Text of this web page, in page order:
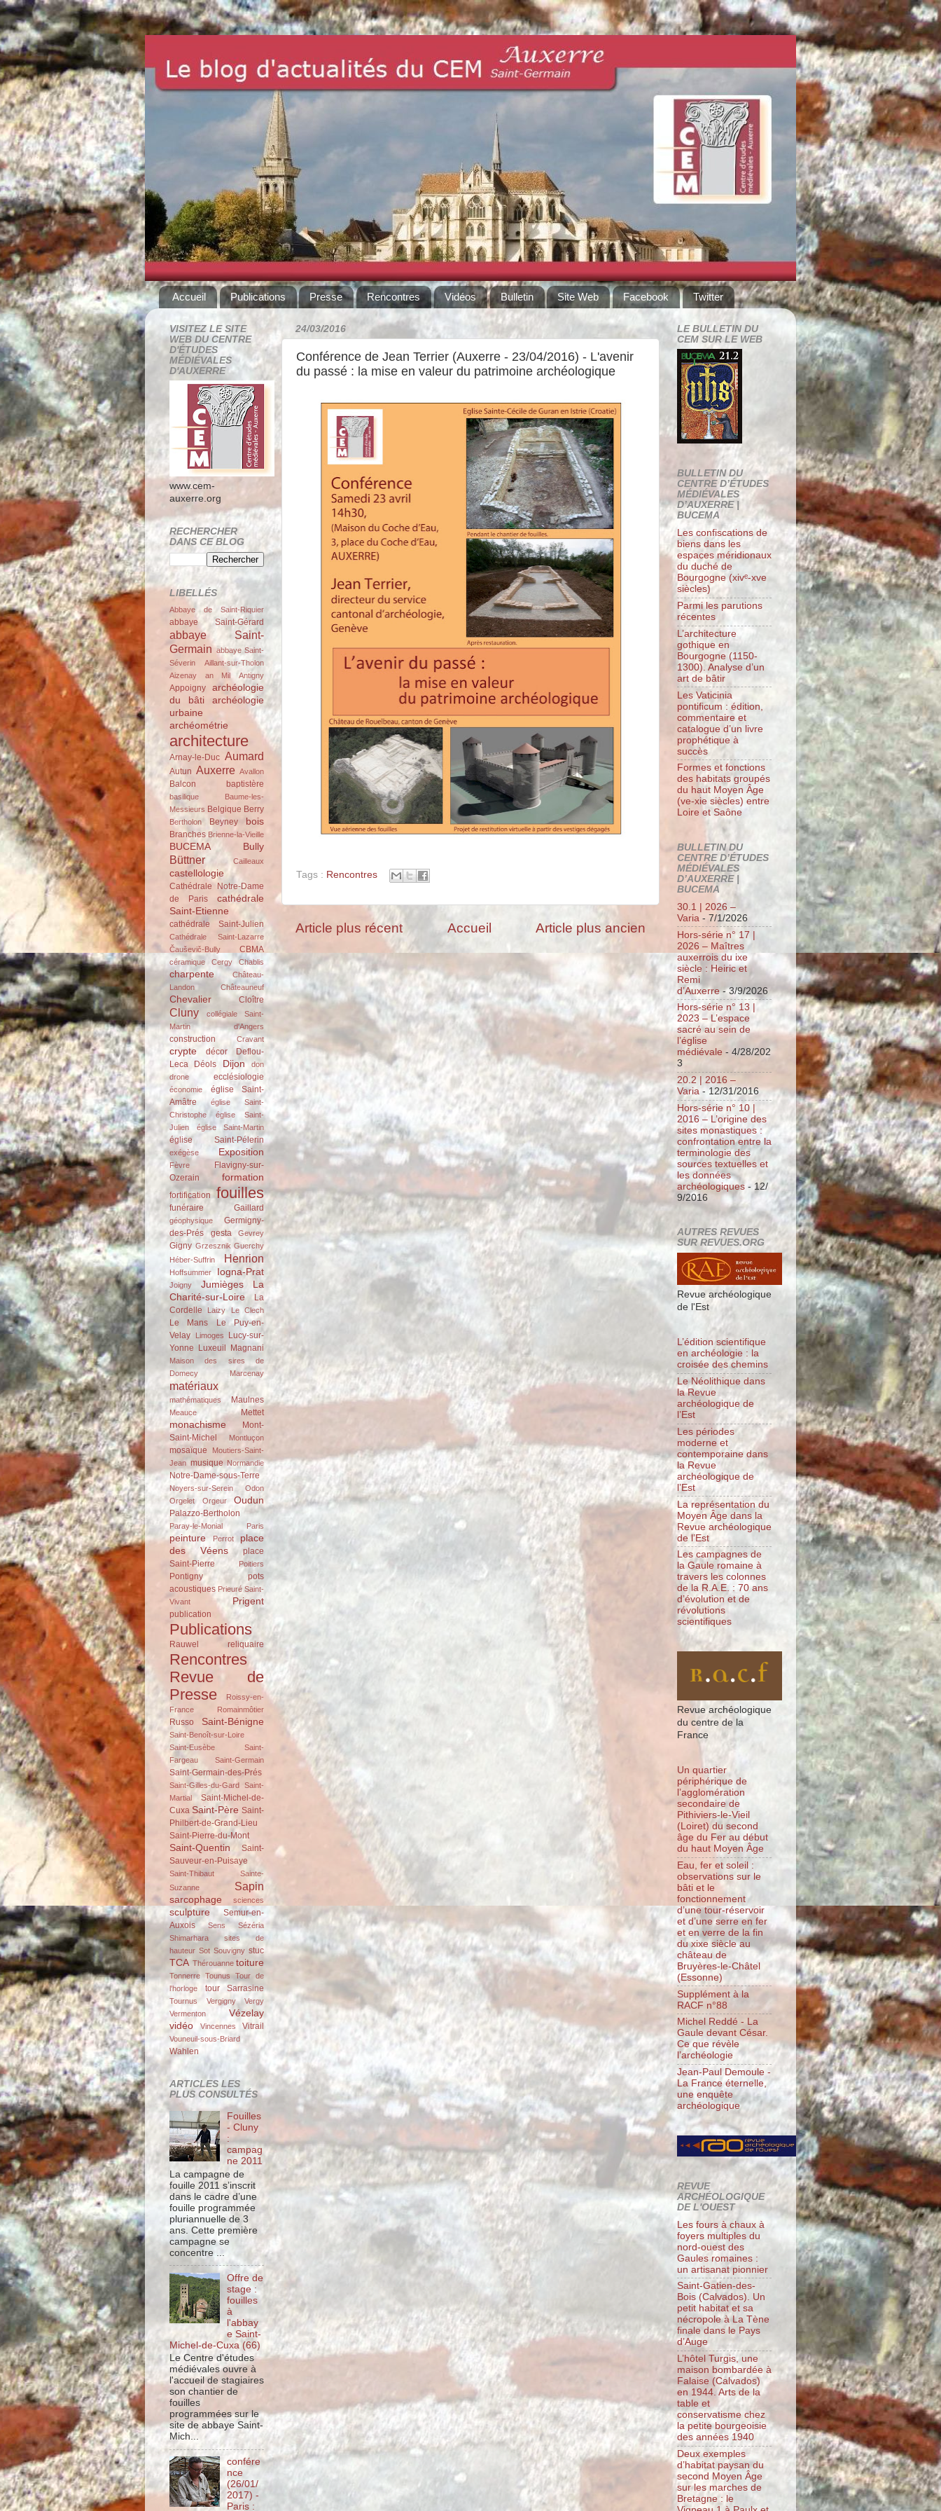
Accueil Publications Presse Rencontres Vidéos Bulletin Site Web Facebook Twitter
24/03/2016
Conférence de Jean Terrier (Auxerre - 23/04/2016) - L'avenir
du passé : la mise en valeur du patrimoine archéologique
Tags : Rencontres
Article plus récent Article plus ancien
Accueil
VISITEZ LE SITE
WEB DU CENTRE
D'ÉTUDES
MÉDIÉVALES
D'AUXERRE
www.cem-
auxerre.org
RECHERCHER
DANS CE BLOG
LIBELLÉS
Abbaye de Saint-Riquier
abbaye Saint-Gérard
abbaye Saint-
Germain abbaye Saint-
Séverin
Aillant-sur-Tholon
Aizenay
an Mil Antigny
Appoigny
archéologie
du bâti
archéologie
urbaine
archéométrie
architecture
Arnay-le-Duc Aumard
Autun Auxerre Avallon
Balcon baptistère
basilique
Baume-les-
Messieurs Belgique Berry
Bertholon Beyney bois
Branches Brienne-la-Vieille
BUCEMA Bully
Büttner Cailleaux
castellologie
Cathédrale Notre-Dame
de Paris
cathédrale
Saint-Etienne
cathédrale Saint-Julien
Cathédrale Saint-Lazarre
Čauševič-Bully
CBMA
céramique Cergy Chablis
charpente
Château-
Landon
Châteauneuf
Chevalier Cloître
Cluny
collégiale Saint-
Martin d'Angers
construction Cravant
crypte décor
Deflou-
Leca
Déols Dijon
don
drone
ecclésiologie
économie
église Saint-
Amâtre
église Saint-
Christophe
église Saint-
Julien
église Saint-Martin
église Saint-Pélerin
exégèse Exposition
Fèvre
Flavigny-sur-
Ozerain
formation
fortification fouilles
funéraire Gaillard
géophysique
Germigny-
des-Prés
gesta Gevrey
Gigny Grzesznik Guerchy
Héber-Suffrin
Henrion
Hoffsummer Iogna-Prat
Joigny Jumièges
La
Charité-sur-Loire
La
Cordelle
Laizy Le Clech
Le Mans
Le Puy-en-
Velay
Limoges
Lucy-sur-
Yonne Luxeuil Magnani
Maison des sires de
Domecy
Marcenay
matériaux
mathématiques Maulnes
Meauce Mettet
monachisme
Mont-
Saint-Michel
Montluçon
mosaïque
Moutiers-Saint-
Jean musique Normandie
Notre-Dame-sous-Terre
Noyers-sur-Serein
Odon
Orgelet
Orgeur Oudun
Palazzo-Bertholon
Paray-le-Monial Paris
peinture Perrot
place
des Véens
place
Saint-Pierre
Poitiers
Pontigny
pots
acoustiques Prieuré Saint-
Vivant
Prigent
publication
Publications
Rauwel reliquaire
Rencontres
Revue de
Presse
Roissy-en-
France
Romainmôtier
Russo Saint-Bénigne
Saint-Benoît-sur-Loire
Saint-Eusèbe
Saint-
Fargeau
Saint-Germain
Saint-Germain-des-Prés
Saint-Gilles-du-Gard Saint-
Martial
Saint-Michel-de-
Cuxa Saint-Père Saint-
Philbert-de-Grand-Lieu
Saint-Pierre-du-Mont
Saint-Quentin
Saint-
Sauveur-en-Puisaye
Saint-Thibaut
Sainte-
Suzanne
Sapin
sarcophage sciences
sculpture
Semur-en-
Auxois
Sens
Sézéria
Shimarhara
sites de
hauteur Sot Souvigny stuc
TCA Thérouanne toiture
Tonnerre Tounus Tour de
l'horloge
tour Sarrasine
Tournus Vergigny
Vergy
Vermenton
Vézelay
vidéo
Vincennes Vitrail
Vouneuil-sous-Briard
Wahlen
ARTICLES LES
PLUS CONSULTÉS
Fouilles
- Cluny
:
campag
ne 2011
La campagne de
fouille 2011 s’inscrit
dans le cadre d’une
fouille programmée
pluriannuelle de 3
ans. Cette première
campagne se
concentre ...
Offre de
stage :
fouilles
à
l'abbay
e Saint-
Michel-de-Cuxa (66)
Le Centre d'études
médiévales ouvre à
l'accueil de stagiaires
son chantier de
fouilles
programmées sur le
site de abbaye Saint-
Mich...
confére
nce
(26/01/
2017) -
Paris :
LE BULLETIN DU
CEM SUR LE WEB
BULLETIN DU
CENTRE D’ÉTUDES
MÉDIÉVALES
D’AUXERRE |
BUCEMA
Les confiscations de
biens dans les
espaces méridionaux
du duché de
Bourgogne (xivᵉ-xve
siècles)
Parmi les parutions
récentes
L’architecture
gothique en
Bourgogne (1150-
1300). Analyse d’un
art de bâtir
Les Vaticinia
pontificum : édition,
commentaire et
catalogue d’un livre
prophétique à
succès
Formes et fonctions
des habitats groupés
du haut Moyen Âge
(ve-xie siècles) entre
Loire et Saône
BULLETIN DU
CENTRE D’ÉTUDES
MÉDIÉVALES
D’AUXERRE |
BUCEMA
30.1 | 2026 –
Varia - 7/1/2026
Hors-série n° 17 |
2026 – Maîtres
auxerrois du ixe
siècle : Heiric et
Remi
d’Auxerre- 3/9/2026
Hors-série n° 13 |
2023 – L’espace
sacré au sein de
l’église
médiévale - 4/28/202
3
20.2 | 2016 –
Varia - 12/31/2016
Hors-série n° 10 |
2016 – L’origine des
sites monastiques :
confrontation entre la
terminologie des
sources textuelles et
les données
archéologiques - 12/
9/2016
AUTRES REVUES
SUR REVUES.ORG
Revue archéologique
de l'Est
L’édition scientifique
en archéologie : la
croisée des chemins
Le Néolithique dans
la Revue
archéologique de
l’Est
Les périodes
moderne et
contemporaine dans
la Revue
archéologique de
l’Est
La représentation du
Moyen Âge dans la
Revue archéologique
de l’Est
Les campagnes de
la Gaule romaine à
travers les colonnes
de la R.A.E. : 70 ans
d’évolution et de
révolutions
scientifiques
Revue archéologique
du centre de la
France
Un quartier
périphérique de
l’agglomération
secondaire de
Pithiviers-le-Vieil
(Loiret) du second
âge du Fer au début
du haut Moyen Âge
Eau, fer et soleil :
observations sur le
bâti et le
fonctionnement
d’une tour-réservoir
et d’une serre en fer
et en verre de la fin
du xixe siècle au
château de
Bruyères-le-Châtel
(Essonne)
Supplément à la
RACF n°88
Michel Reddé - La
Gaule devant César.
Ce que révèle
l’archéologie
Jean-Paul Demoule -
La France éternelle,
une enquête
archéologique
REVUE
ARCHÉOLOGIQUE
DE L'OUEST
Les fours à chaux à
foyers multiples du
nord-ouest des
Gaules romaines :
un artisanat pionnier
Saint-Gatien-des-
Bois (Calvados). Un
petit habitat et sa
nécropole à La Tène
finale dans le Pays
d’Auge
L’hôtel Turgis, une
maison bombardée à
Falaise (Calvados)
en 1944. Arts de la
table et
conservatisme chez
la petite bourgeoisie
des années 1940
Deux exemples
d’habitat paysan du
second Moyen Âge
sur les marches de
Bretagne : le